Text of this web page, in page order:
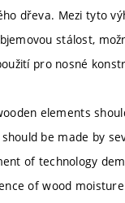
dřeva. Mezi tyto
stálost,
pro nosné
elements
be made by
of technology
of wood